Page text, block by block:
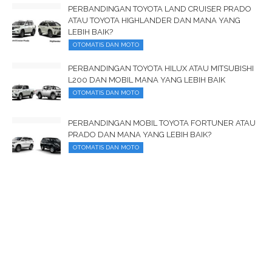
PERBANDINGAN TOYOTA LAND CRUISER PRADO
ATAU TOYOTA HIGHLANDER DAN MANA YANG
LEBIH BAIK?
OTOMATIS DAN MOTO
PERBANDINGAN TOYOTA HILUX ATAU MITSUBISHI
L200 DAN MOBIL MANA YANG LEBIH BAIK
OTOMATIS DAN MOTO
PERBANDINGAN MOBIL TOYOTA FORTUNER ATAU
PRADO DAN MANA YANG LEBIH BAIK?
OTOMATIS DAN MOTO